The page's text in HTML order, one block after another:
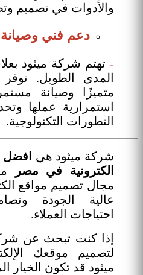
والأدوات في تصميم
دعم فني وصيانة
- تهتم شركة ميثود
المدى الطويل.
متميزًا وصيانة
استمرارية عملها
التطورات التكنولوجية.
شركة ميثود هي
الكترونية في مصر
مجال تصميم مواقع
عالية الجودة
احتياجات العملاء.
إذا كنت تبحث عن
لتصميم موقعك
ميثود قد تكون الخيار